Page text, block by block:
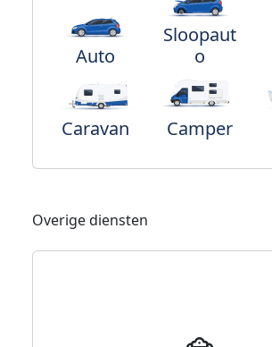
Auto
Sloopaut
o
Caravan Camper
Overige diensten